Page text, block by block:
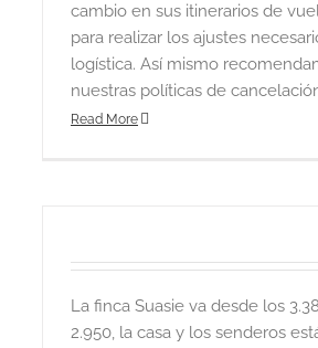
cambio en sus itinerarios de
para realizar los ajustes
logística. Así mismo
nuestras políticas de
Read More
La finca Suasie va desde los
2.950, la casa y los senderos